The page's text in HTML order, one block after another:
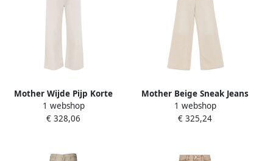
Mother Wijde Pijp Korte
Jeans Beige Dames
1 webshop
€ 328,06
Mother Beige Sneak Jeans
met Zakken Beige Dames
1 webshop
€ 325,24